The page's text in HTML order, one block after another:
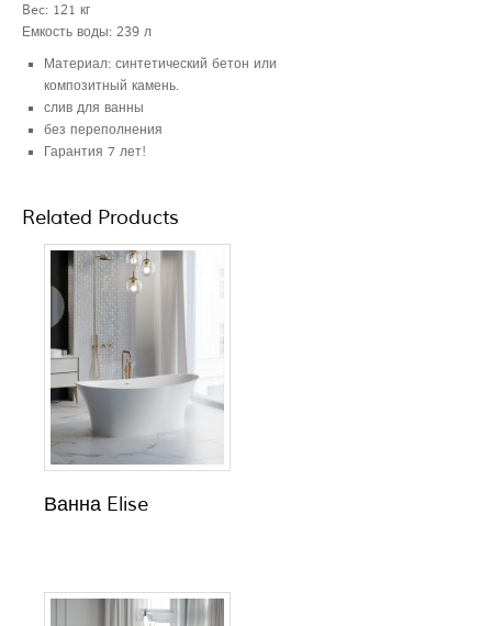
Bec: 121 кг
Емкость воды: 239 л
Материал: синтетический бетон или
композитный камень.
слив для ванны
без переполнения
Гарантия 7 лет!
Related Products
Ванна Elise